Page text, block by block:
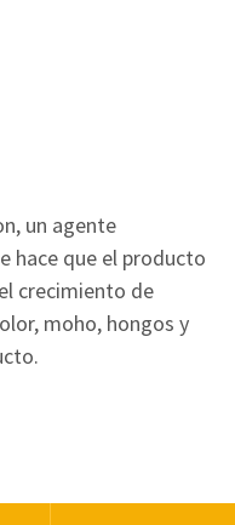
un agente
hace que el producto
crecimiento de
moho, hongos y